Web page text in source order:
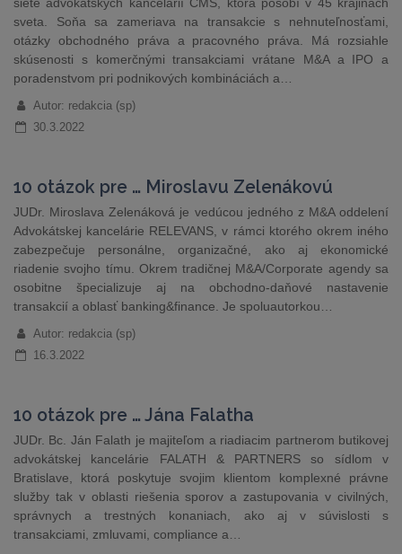
sveta. Soňa sa zameriava na transakcie s nehnuteľnosťami,
otázky obchodného práva a pracovného práva. Má rozsiahle
skúsenosti s komerčnými transakciami vrátane M&A a IPO a
poradenstvom pri podnikových kombináciách a…
Autor: redakcia (sp)
30.3.2022
10 otázok pre … Miroslavu Zelenákovú
JUDr. Miroslava Zelenáková je vedúcou jedného z M&A oddelení
Advokátskej kancelárie RELEVANS, v rámci ktorého okrem iného
zabezpečuje personálne, organizačné, ako aj ekonomické
riadenie svojho tímu. Okrem tradičnej M&A/Corporate agendy sa
osobitne špecializuje aj na obchodno-daňové nastavenie
transakcií a oblasť banking&finance. Je spoluautorkou…
Autor: redakcia (sp)
16.3.2022
10 otázok pre … Jána Falatha
JUDr. Bc. Ján Falath je majiteľom a riadiacim partnerom butikovej
advokátskej kancelárie FALATH & PARTNERS so sídlom v
Bratislave, ktorá poskytuje svojim klientom komplexné právne
služby tak v oblasti riešenia sporov a zastupovania v civilných,
správnych a trestných konaniach, ako aj v súvislosti s
transakciami, zmluvami, compliance a…